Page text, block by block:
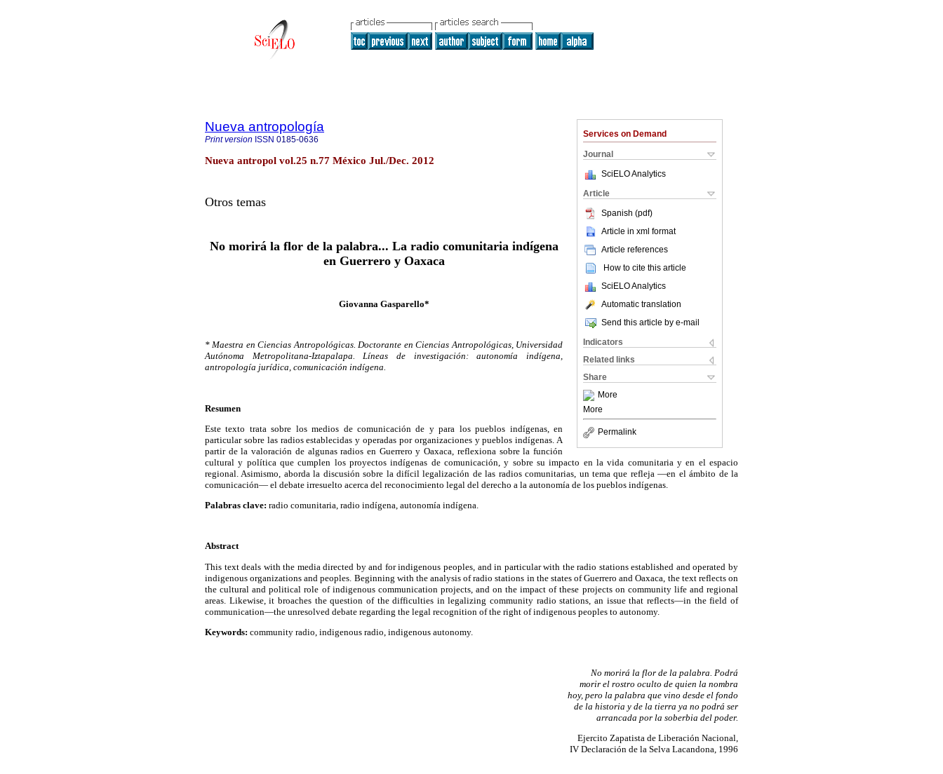
Services on Demand
Journal
SciELO Analytics
Article
Spanish (pdf)
Article in xml format
Article references
How to cite this article
SciELO Analytics
Automatic translation
Send this article by e-mail
Indicators
Related links
Share
More
More
Permalink
Nueva antropología
Print version ISSN 0185-0636
Nueva antropol vol.25 n.77 México Jul./Dec. 2012
Otros temas
No morirá la flor de la palabra... La radio comunitaria indígena
en Guerrero y Oaxaca
Giovanna Gasparello*
* Maestra en Ciencias Antropológicas. Doctorante en Ciencias Antropológicas, Universidad
Autónoma Metropolitana-Iztapalapa. Líneas de investigación: autonomía indígena,
antropología jurídica, comunicación indígena.
Resumen
Este texto trata sobre los medios de comunicación de y para los pueblos indígenas, en
particular sobre las radios establecidas y operadas por organizaciones y pueblos indígenas. A
partir de la valoración de algunas radios en Guerrero y Oaxaca, reflexiona sobre la función
cultural y política que cumplen los proyectos indígenas de comunicación, y sobre su impacto en la vida comunitaria y en el espacio
regional. Asimismo, aborda la discusión sobre la difícil legalización de las radios comunitarias, un tema que refleja —en el ámbito de la
comunicación— el debate irresuelto acerca del reconocimiento legal del derecho a la autonomía de los pueblos indígenas.
Palabras clave: radio comunitaria, radio indígena, autonomía indígena.
Abstract
This text deals with the media directed by and for indigenous peoples, and in particular with the radio stations established and operated by
indigenous organizations and peoples. Beginning with the analysis of radio stations in the states of Guerrero and Oaxaca, the text reflects on
the cultural and political role of indigenous communication projects, and on the impact of these projects on community life and regional
areas. Likewise, it broaches the question of the difficulties in legalizing community radio stations, an issue that reflects—in the field of
communication—the unresolved debate regarding the legal recognition of the right of indigenous peoples to autonomy.
Keywords: community radio, indigenous radio, indigenous autonomy.
No morirá la flor de la palabra. Podrá
morir el rostro oculto de quien la nombra
hoy, pero la palabra que vino desde el fondo
de la historia y de la tierra ya no podrá ser
arrancada por la soberbia del poder.
Ejercito Zapatista de Liberación Nacional,
IV Declaración de la Selva Lacandona, 1996